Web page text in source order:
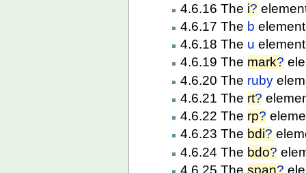
4.6.16 The i?
4.6.17 The b element
4.6.18 The u element
4.6.19 The mark?
4.6.20 The ruby
4.6.21 The rt?
4.6.22 The rp?
4.6.23 The bdi?
4.6.24 The bdo?
4.6.25 Thespan?